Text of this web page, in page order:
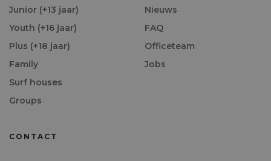
Junior (+13 jaar)
Youth (+16 jaar)
Plus (+18 jaar)
Family
Surf houses
Groups
Nieuws
FAQ
Officeteam
Jobs
CONTACT